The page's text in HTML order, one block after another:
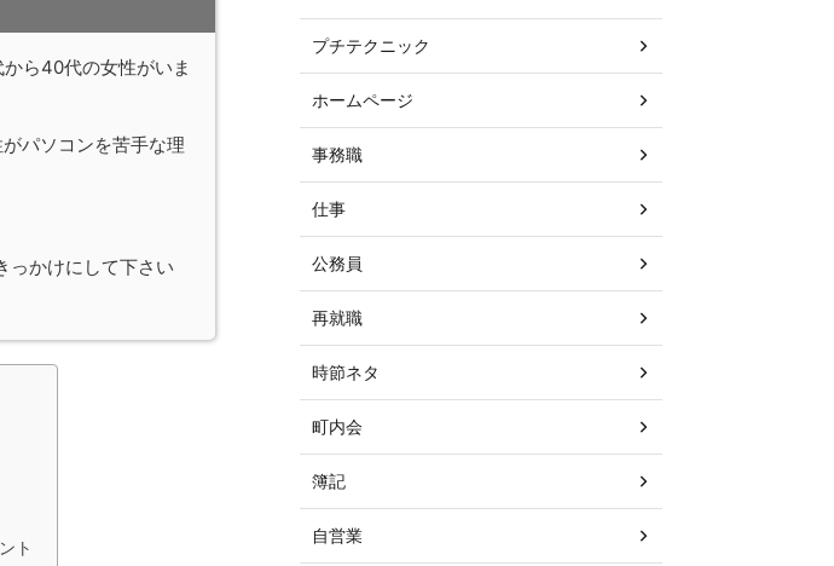
ら40代の女性がいま
パソコンを苦手な理
っかけにして下さい
ト
プチテクニック
ホームページ
事務職
仕事
公務員
再就職
時節ネタ
町内会
簿記
自営業